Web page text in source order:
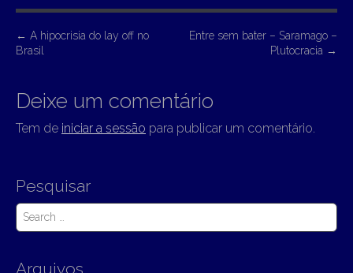
P
o
t
n
i
g
a
t
← A hipocrisia do lay off no
Brasil
Entre sem bater – Saramago –
Plutocracia →
Deixe um comentário
Tem de iniciar a sessão para publicar um comentário.
Pesquisar
S
c
Arquivos